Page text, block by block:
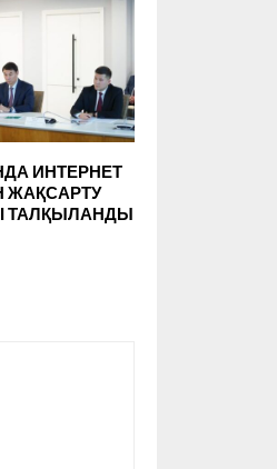
ИНТЕРНЕТ
ТАЛҚЫЛАНДЫ